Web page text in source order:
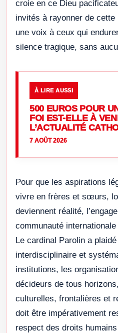
croie en ce Dieu
invités à rayonner de
une voix à ceux qui
silence tragique, sans
À LIRE AUSSI
500 EUROS POUR
FOI EST-ELLE À
L’ACTUALITÉ
7 AOÛT 2026
Pour que les aspirations
vivre en frères et sœurs,
deviennent réalité,
communauté
Le cardinal Parolin a
interdisciplinaire et
institutions, les
décideurs de tous
culturelles, frontalières et
doit être impérativement
respect des droits